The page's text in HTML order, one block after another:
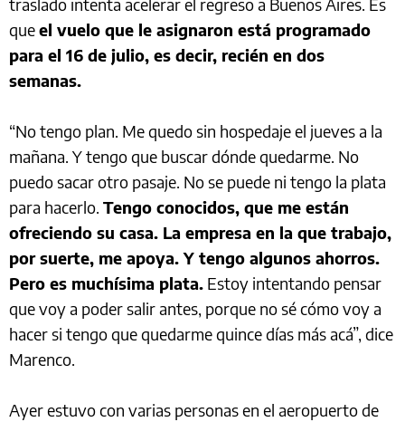
traslado intenta acelerar el regreso a Buenos Aires. Es
queel vuelo que le asignaron está programado
para el 16 de julio, es decir, recién en dos
semanas.
“No tengo plan. Me quedo sin hospedaje el jueves a la
mañana. Y tengo que buscar dónde quedarme. No
puedo sacar otro pasaje. No se puede ni tengo la plata
para hacerlo. Tengo conocidos, que me están
ofreciendo su casa. La empresa en la que trabajo,
por suerte, me apoya. Y tengo algunos ahorros.
Pero es muchísima plata. Estoy intentando pensar
que voy a poder salir antes, porque no sé cómo voy a
hacer si tengo que quedarme quince días más acá”, dice
Marenco.
Ayer estuvo con varias personas en el aeropuerto de